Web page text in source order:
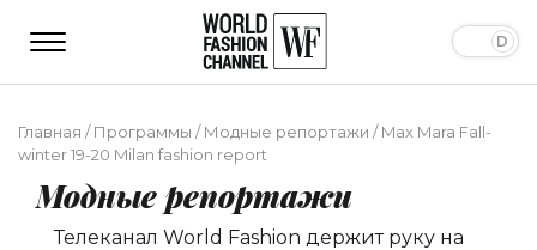
Главная /Программы /Модные репортажи /Max Mara Fall-
winter 19-20 Milan fashion report
Модные репортажи
Телеканал World Fashion держит руку на